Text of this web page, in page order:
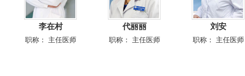
代丽丽
职称： 主任医师
刘安
职称： 主任医师
胡建华
职称： 主任医师